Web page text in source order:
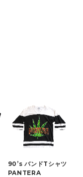
90’s バンドTシャツ
PANTERA